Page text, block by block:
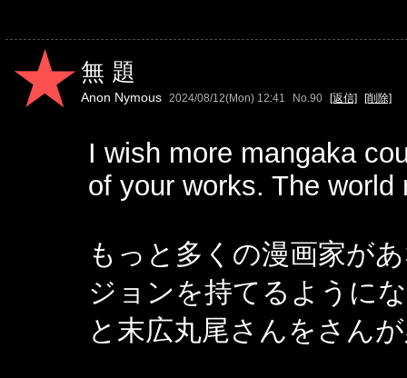
無題
Anon Nymous 2024/08/12(Mon) 12:41 No.90 [返信] [削除]
I wish more mangaka
of your works. The
もっと多くの漫画家が
ジョンを持てるように
と末広丸尾さんをさん